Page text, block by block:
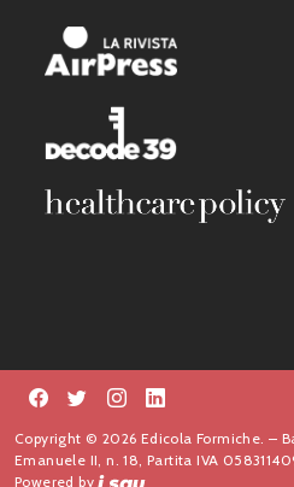
Copyright © 2026 Edicola Formiche. –
Emanuele II, n. 18, Partita IVA
Powered by